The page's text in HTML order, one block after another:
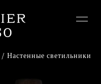
Настенные светильники